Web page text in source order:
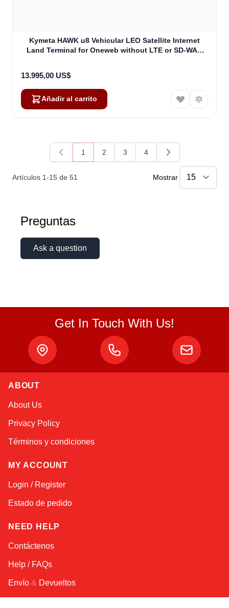
Kymeta HAWK u8 Vehicular LEO Satellite Internet
Land Terminal for Oneweb without LTE or SD-WAN
13.995,00 US$
Añadir al carrito
Artículos 1-15 de 51
Actualmente estás leyendo página
1
Página
2
Página
3
Página
4
Mostrar
Preguntas
Ask a question
Get In Touch With Us!
ABOUT
About Us
Privacy Policy
Términos y condiciones
MY ACCOUNT
Login / Register
Estado de pedido
NEED HELP
Contáctenos
Help / FAQs
Envío & Devueltos